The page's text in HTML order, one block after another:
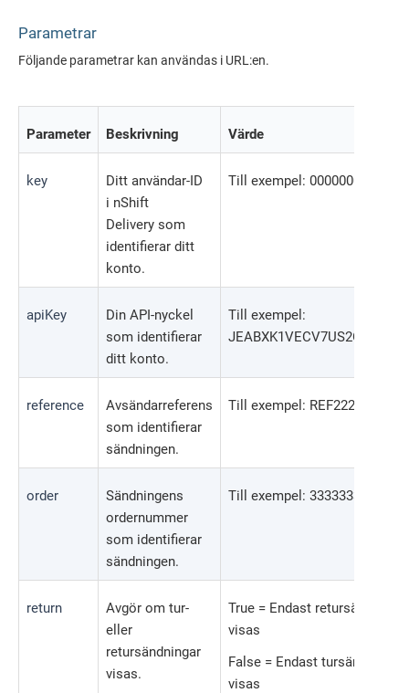
Parametrar
Följande parametrar kan användas i URL:en.
Parameter Beskrivning Värde
key
Ditt användar-ID
i nShift
Delivery som
identifierar ditt
konto.
Till exempel: 0000000001
apiKey
Din API-nyckel
som identifierar
ditt konto.
Till exempel:
JEABXK1VECV7US2O
reference
Avsändarreferens
som identifierar
sändningen.
Till exempel: REF222
order
Sändningens
ordernummer
som identifierar
sändningen.
Till exempel: 33333333
return
Avgör om tur-
eller
retursändningar
visas.
True = Endast
visas
False = Endast tursändningen
visas